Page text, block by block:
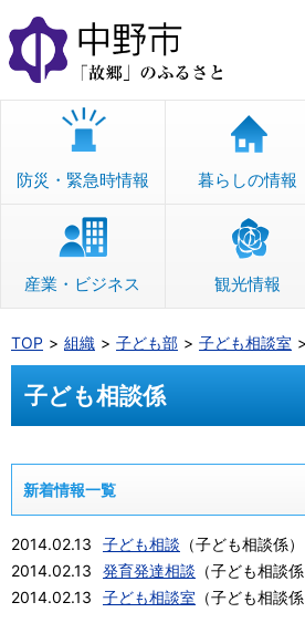
本
文
へ
移
防災・緊急時情報 暮らしの情報
産業・ビジネス 観光情報
TOP 組織 子ども部 子ども相談室
子ども相談係
新着情報一覧
2014.02.13 子ども相談 （子ども相談係）
2014.02.13
発育発達相談 （子ども相談係
2014.02.13
子ども相談室 （子ども相談係